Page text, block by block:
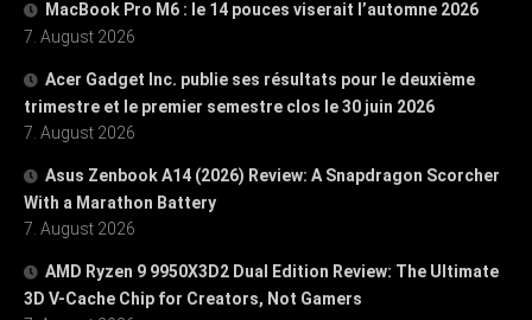
MacBook Pro M6 : le 14 pouces viserait l’automne 2026
7. August 2026
Acer Gadget Inc. publie ses résultats pour le deuxième
trimestre et le premier semestre clos le 30 juin 2026
7. August 2026
Asus Zenbook A14 (2026) Review: A Snapdragon Scorcher
With a Marathon Battery
7. August 2026
AMD Ryzen 9 9950X3D2 Dual Edition Review: The Ultimate
3D V-Cache Chip for Creators, Not Gamers